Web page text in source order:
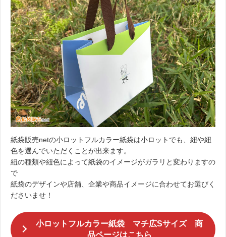
紙袋販売netの小ロットフルカラー紙袋は小ロットでも、紐や紐
色を選んでいただくことが出来ます。
紐の種類や紐色によって紙袋のイメージがガラリと変わりますの
で
紙袋のデザインや店舗、企業や商品イメージに合わせてお選びく
ださいませ！
小ロットフルカラー紙袋 マチ広Sサイズ 商
品ページはこちら